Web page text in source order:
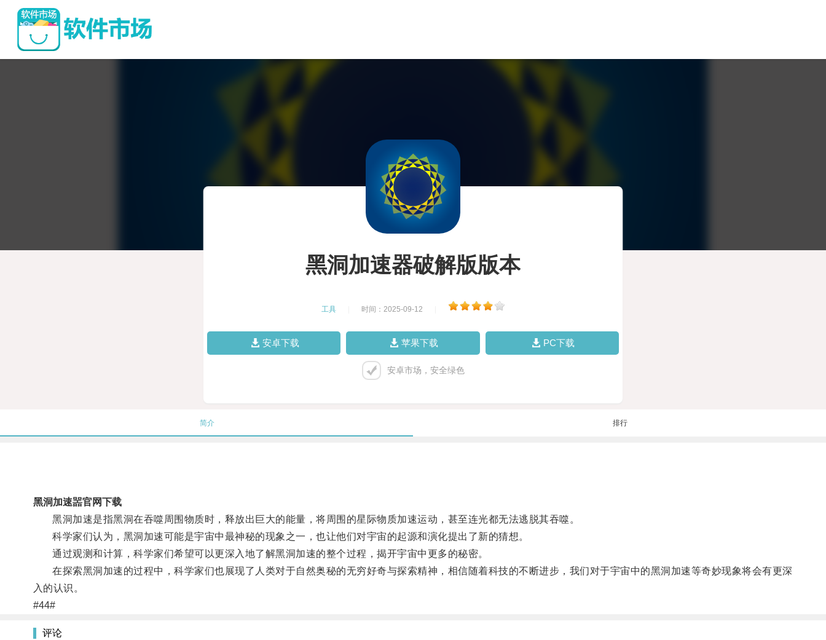
黑洞加速器破解版版本
工具 时间：2025-09-12
安卓下载 苹果下载 PC下载
安卓市场，安全绿色
简介 排行
黑洞加速噐官网下载
黑洞加速是指黑洞在吞噬周围物质时，释放出巨大的能量，将周围的星际物质加速运动，甚至连光都无法逃脱其吞噬。
科学家们认为，黑洞加速可能是宇宙中最神秘的现象之一，也让他们对宇宙的起源和演化提出了新的猜想。
通过观测和计算，科学家们希望可以更深入地了解黑洞加速的整个过程，揭开宇宙中更多的秘密。
在探索黑洞加速的过程中，科学家们也展现了人类对于自然奥秘的无穷好奇与探索精神，相信随着科技的不断进步，我们对于宇宙中的黑洞加速等奇妙现象将会有更深
入的认识。
#44#
评论